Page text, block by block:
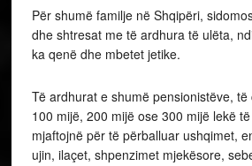
Për shumë familje në Shqipëri,
dhe shtresat me të ardhura të ulëta,
ka qenë dhe mbetet jetike.
Të ardhurat e shumë pensionistëve,
100 mijë, 200 mijë ose 300 mijë lekë
mjaftojnë për të përballuar ushqimet,
ujin, ilaçet, shpenzimet mjekësore,